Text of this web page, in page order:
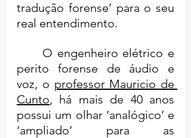
tradução forense’ para o seu
real entendimento.
perito forense de áudio e
voz, o professor Mauricio de
Cunto, há mais de 40 anos
possui um olhar ‘analógico’ e
‘ampliado’ para as